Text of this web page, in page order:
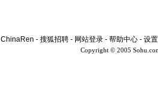
ChinaRen - 搜狐招聘 - 网站登录 - 帮助中心 - 设
Copyright © 2005